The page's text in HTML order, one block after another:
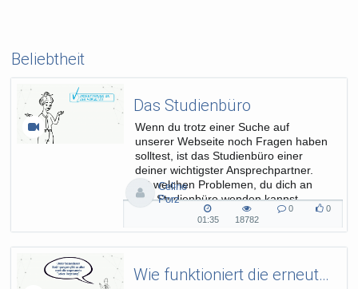
Beliebtheit
Das Studienbüro
Wenn du trotz einer Suche auf
unserer Webseite noch Fragen haben
solltest, ist das Studienbüro einer
deiner wichtigster Ansprechpartner.
Mit welchen Problemen, du dich an
das Studienbüro wenden kannst,
erfährst du hier.
Celine
Porz
01:35
01:35
18782
18782
0
Kommentare
0
likes
Wie funktioniert die erneute Modul- und Prüfungsanmeldung?